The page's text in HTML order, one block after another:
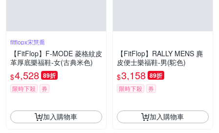
fitflopx宋慧喬
【FitFlop】F-MODE 菱格紋皮
革厚底樂福鞋-女(古典米色)
$4,528 89折
限時下殺 券
加入購物車
【FitFlop】RALLY MENS 麂
皮便士樂福鞋-男(駝色)
$3,158 89折
限時下殺 券
加入購物車